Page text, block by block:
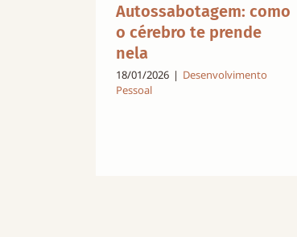
Autossabotagem: como
o cérebro te prende
nela
18/01/2026 | Desenvolvimento
Pessoal